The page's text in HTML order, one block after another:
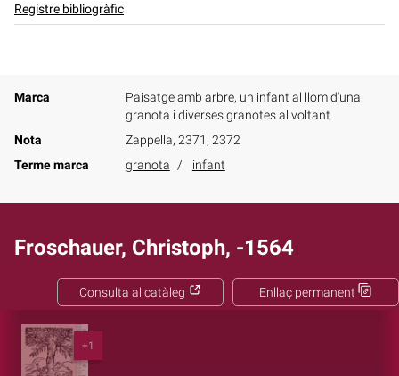
Registre bibliogràfic
Marca
Paisatge amb arbre, un infant al llom d'una
granota i diverses granotes al voltant
Nota
Zappella, 2371, 2372
Terme marca
granota infant
Froschauer, Christoph, -1564
Enllaç permanent
Consulta al catàleg
+1